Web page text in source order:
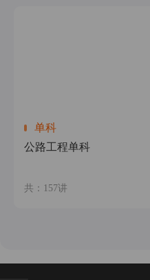
单科
公路工程单科
共：157讲